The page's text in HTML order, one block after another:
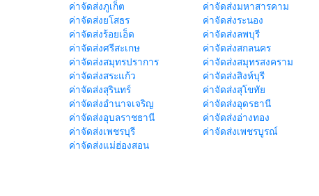
ค่าจัดส่งภูเก็ต
ค่าจัดส่งมหาสารคาม
ค่าจัดส่งยโสธร
ค่าจัดส่งระนอง
ค่าจัดส่งร้อยเอ็ด
ค่าจัดส่งลพบุรี
ค่าจัดส่งศรีสะเกษ
ค่าจัดส่งสกลนคร
ค่าจัดส่งสมุทรปราการ
ค่าจัดส่งสมุทรสงคราม
ค่าจัดส่งสระแก้ว
ค่าจัดส่งสิงห์บุรี
ค่าจัดส่งสุรินทร์
ค่าจัดส่งสุโขทัย
ค่าจัดส่งอำนาจเจริญ
ค่าจัดส่งอุดรธานี
ค่าจัดส่งอุบลราชธานี
ค่าจัดส่งอ่างทอง
ค่าจัดส่งเพชรบุรี
ค่าจัดส่งเพชรบูรณ์
ค่าจัดส่งแม่ฮ่องสอน